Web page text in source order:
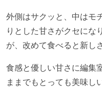
外側はサクッと、中はモ
りとした甘さがクセにな
が、改めて食べると新し
食感と優しい甘さに編集
ままでもとっても美味し